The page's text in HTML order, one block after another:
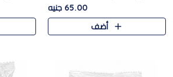
من المكسرات المحمصة المحمرة.
65.00 جنيه
أضف
التوازن
ونكهة